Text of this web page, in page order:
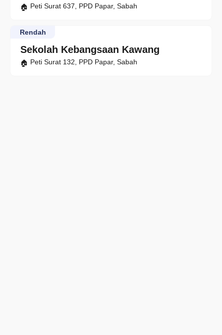
Peti Surat 637, PPD Papar, Sabah
Sekolah Kebangsaan Kawang
Rendah
Peti Surat 132, PPD Papar, Sabah